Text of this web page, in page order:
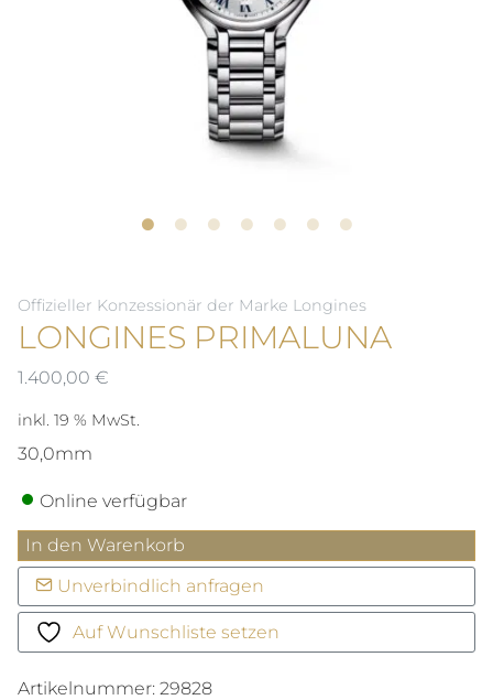
Offizieller Konzessionär der Marke Longines
LONGINES PRIMALUNA
1.400,00 €
inkl. 19 % MwSt.
30,0mm
Online verfügbar
LONGINES
PRIMALUNA
Menge
In den Warenkorb
Unverbindlich anfragen
Auf Wunschliste setzen
Artikelnummer: 29828